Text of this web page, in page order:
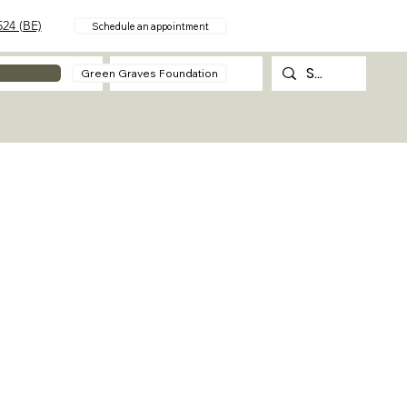
(BE) Schedule an appointment
Contact
Green Graves Foundation